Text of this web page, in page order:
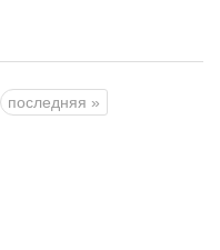
последняя »